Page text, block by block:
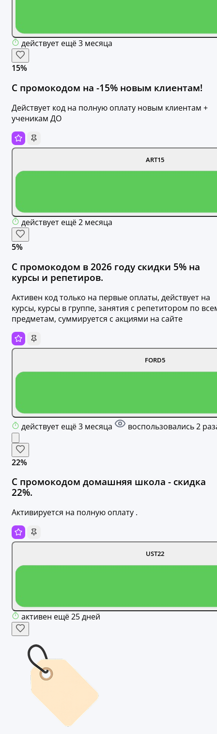
действует ещё 3 месяца
15%
С промокодом на -15% новым клиентам!
Действует код на полную оплату новым клиентам +
ученикам ДО
ART15
действует ещё 2 месяца
5%
С промокодом в 2026 году скидки 5% на
курсы и репетиров.
Активен код только на первые оплаты, действует на
курсы, курсы в группе, занятия с репетитором по
предметам, суммируется с акциями на сайте
FORD5
действует ещё 3 месяца воспользовались 2
22%
С промокодом домашняя школа - скидка
22%.
Активируется на полную оплату .
UST22
активен ещё 25 дней